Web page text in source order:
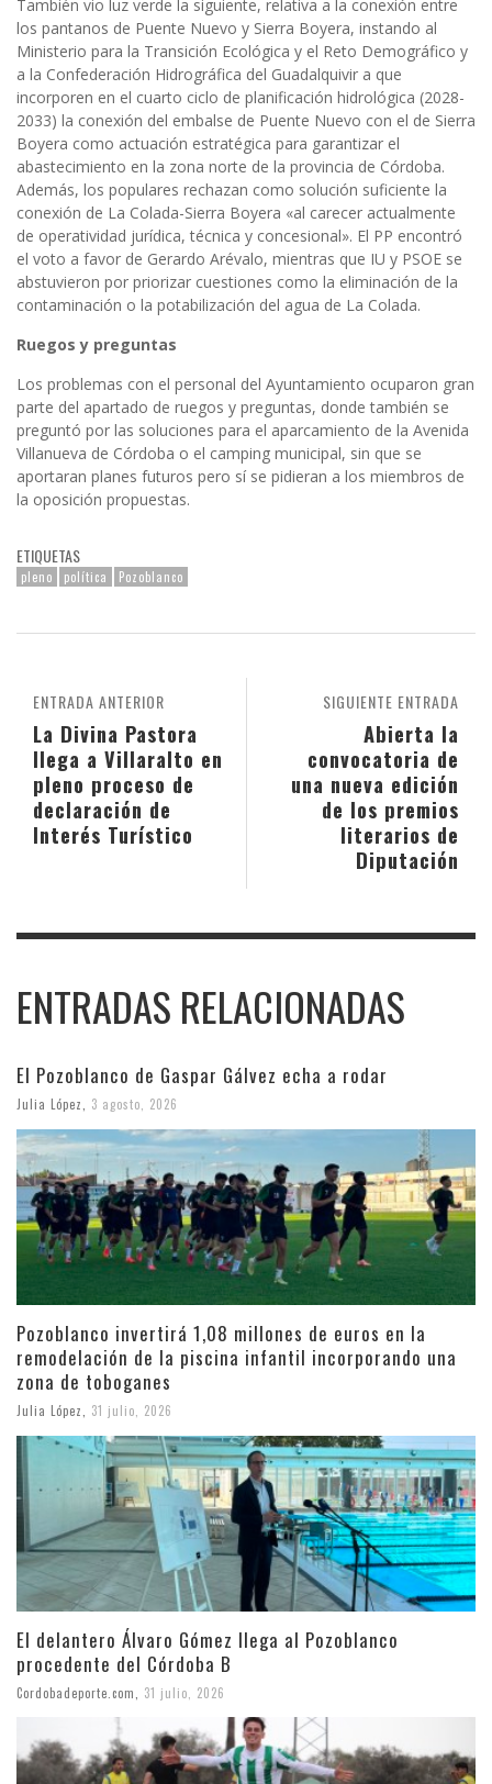
También vio luz verde la siguiente, relativa a la conexión entre
los pantanos de Puente Nuevo y Sierra Boyera, instando al
Ministerio para la Transición Ecológica y el Reto Demográfico y
a la Confederación Hidrográfica del Guadalquivir a que
incorporen en el cuarto ciclo de planificación hidrológica (2028-
2033) la conexión del embalse de Puente Nuevo con el de Sierra
Boyera como actuación estratégica para garantizar el
abastecimiento en la zona norte de la provincia de Córdoba.
Además, los populares rechazan como solución suficiente la
conexión de La Colada-Sierra Boyera «al carecer actualmente
de operatividad jurídica, técnica y concesional». El PP encontró
el voto a favor de Gerardo Arévalo, mientras que IU y PSOE se
abstuvieron por priorizar cuestiones como la eliminación de la
contaminación o la potabilización del agua de La Colada.
Ruegos y preguntas
Los problemas con el personal del Ayuntamiento ocuparon gran
parte del apartado de ruegos y preguntas, donde también se
preguntó por las soluciones para el aparcamiento de la Avenida
Villanueva de Córdoba o el camping municipal, sin que se
aportaran planes futuros pero sí se pidieran a los miembros de
la oposición propuestas.
ETIQUETAS
pleno política Pozoblanco
SIGUIENTE ENTRADA
Abierta la
convocatoria de
una nueva edición
de los premios
literarios de
Diputación
ENTRADA ANTERIOR
La Divina Pastora
llega a Villaralto en
pleno proceso de
declaración de
Interés Turístico
ENTRADAS RELACIONADAS
El Pozoblanco de Gaspar Gálvez echa a rodar
Julia López 3 agosto, 2026
Pozoblanco invertirá 1,08 millones de euros en la
remodelación de la piscina infantil incorporando una
zona de toboganes
Julia López 31 julio, 2026
El delantero Álvaro Gómez llega al Pozoblanco
procedente del Córdoba B
Cordobadeporte.com 31 julio, 2026